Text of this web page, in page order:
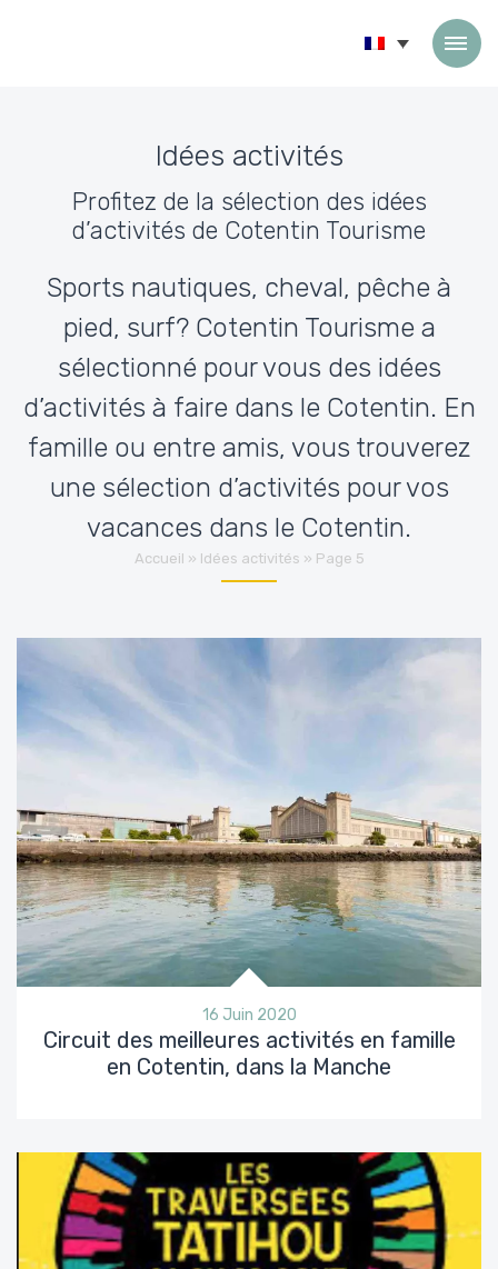
Idées activités
Profitez de la sélection des idées
d’activités de Cotentin Tourisme
Sports nautiques, cheval, pêche à
pied, surf? Cotentin Tourisme a
sélectionné pour vous des idées
d’activités à faire dans le Cotentin. En
famille ou entre amis, vous trouverez
une sélection d’activités pour vos
vacances dans le Cotentin.
Accueil » Idées activités » Page 5
16 Juin 2020
Circuit des meilleures activités en famille
en Cotentin, dans la Manche